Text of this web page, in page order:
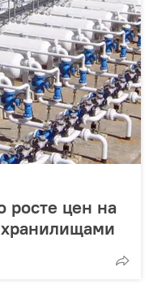
росте цен на
хранилищами